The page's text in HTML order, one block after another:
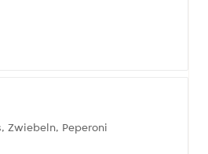
Zwiebeln, Peperoni